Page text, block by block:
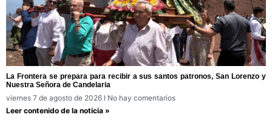
La Frontera se prepara para recibir a sus santos patronos, San Lorenzo y
Nuestra Señora de Candelaria
viernes 7 de agosto de 2026
No hay comentarios
Leer contenido de la noticia »